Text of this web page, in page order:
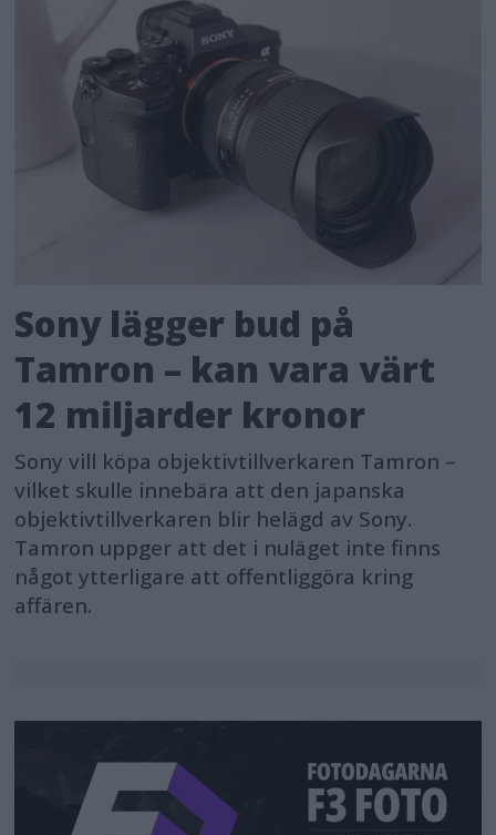
Sony lägger bud på
Tamron – kan vara värt
12 miljarder kronor
Sony vill köpa objektivtillverkaren Tamron –
vilket skulle innebära att den japanska
objektivtillverkaren blir helägd av Sony.
Tamron uppger att det i nuläget inte finns
något ytterligare att offentliggöra kring
affären.